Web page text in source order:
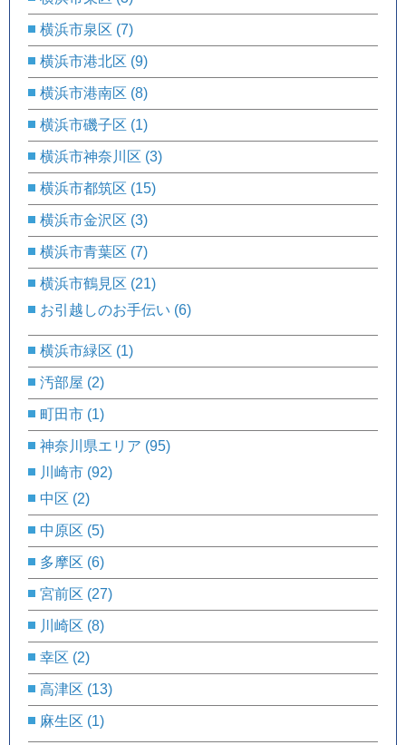
横浜市泉区 (7)
横浜市港北区 (9)
横浜市港南区 (8)
横浜市磯子区 (1)
横浜市神奈川区 (3)
横浜市都筑区 (15)
横浜市金沢区 (3)
横浜市青葉区 (7)
横浜市鶴見区 (21)
お引越しのお手伝い (6)
横浜市緑区 (1)
汚部屋 (2)
町田市 (1)
神奈川県エリア (95)
川崎市 (92)
中区 (2)
中原区 (5)
多摩区 (6)
宮前区 (27)
川崎区 (8)
幸区 (2)
高津区 (13)
麻生区 (1)